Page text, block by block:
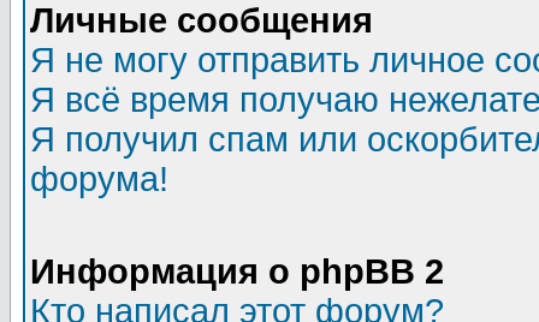
Личные сообщения
Я не могу отправить личное
Я всё время получаю
Я получил спам или
форума!
Информация о phpBB 2
Кто написал этот форум?